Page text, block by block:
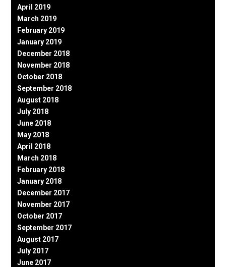
April 2019
March 2019
February 2019
January 2019
December 2018
November 2018
October 2018
September 2018
August 2018
July 2018
June 2018
May 2018
April 2018
March 2018
February 2018
January 2018
December 2017
November 2017
October 2017
September 2017
August 2017
July 2017
June 2017